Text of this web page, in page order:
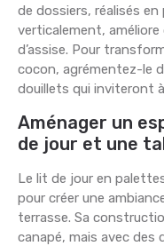
de dossiers, réalisés
verticalement,
d’assise. Pour
cocon, agrémentez-le
douillets qui inviteront
Aménager un
de jour et une
Le lit de jour en
pour créer une
terrasse. Sa
canapé, mais avec des